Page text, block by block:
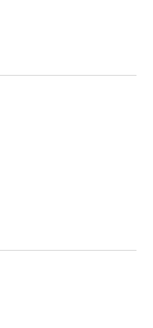
Triple